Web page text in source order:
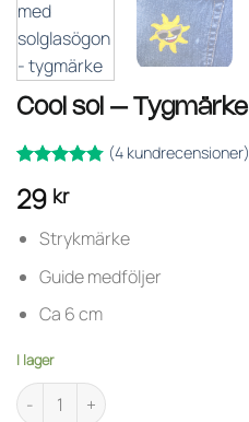
Cool sol – Tygmärke
4.75 av 5
kundrecensioner
(4kundrecensioner)
29 kr
Strykmärke
Guide medföljer
Ca 6 cm
I lager
Cool sol - Tygmärke mängd